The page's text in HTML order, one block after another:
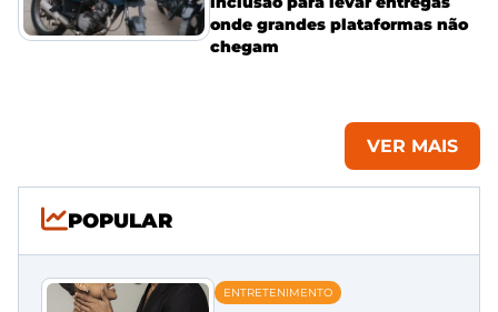
onde grandes plataformas não
chegam
VER MAIS
POPULAR
ENTRETENIMENTO